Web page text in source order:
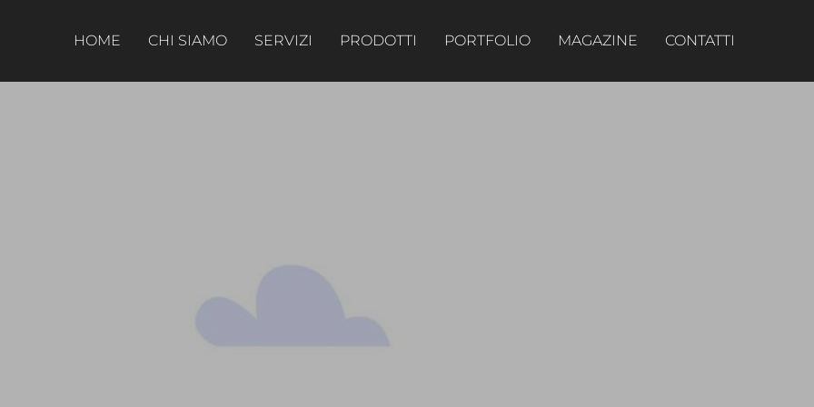
HOME CHI SIAMO SERVIZI PRODOTTI PORTFOLIO MAGAZINE CONTATTI